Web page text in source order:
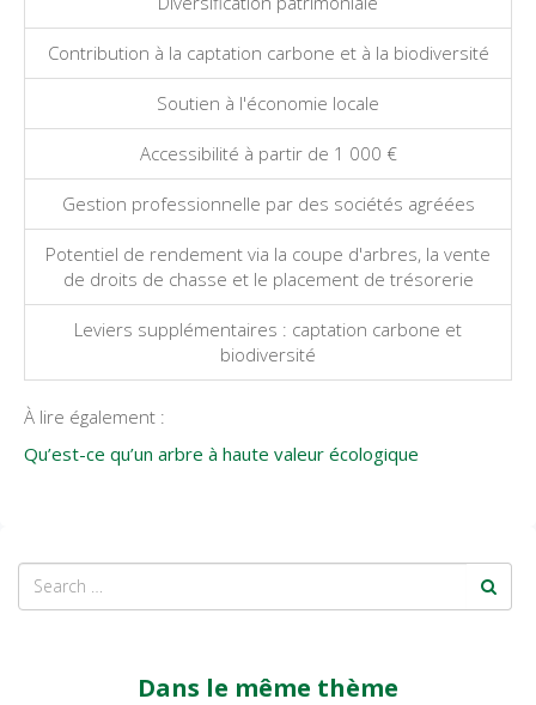
Contribution à la captation carbone et à la biodiversité
Soutien à l'économie locale
Accessibilité à partir de 1 000 €
Gestion professionnelle par des sociétés agréées
Potentiel de rendement via la coupe d'arbres, la vente
de droits de chasse et le placement de trésorerie
Leviers supplémentaires : captation carbone et
biodiversité
À lire également :
Qu’est-ce qu’un arbre à haute valeur écologique
Dans le même thème